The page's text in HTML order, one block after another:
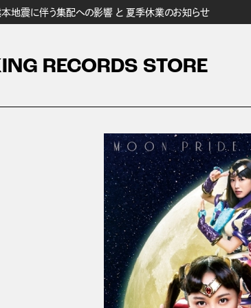
地震に伴う集配への影響 と 夏季休業のお知らせ
RECORDS STORE